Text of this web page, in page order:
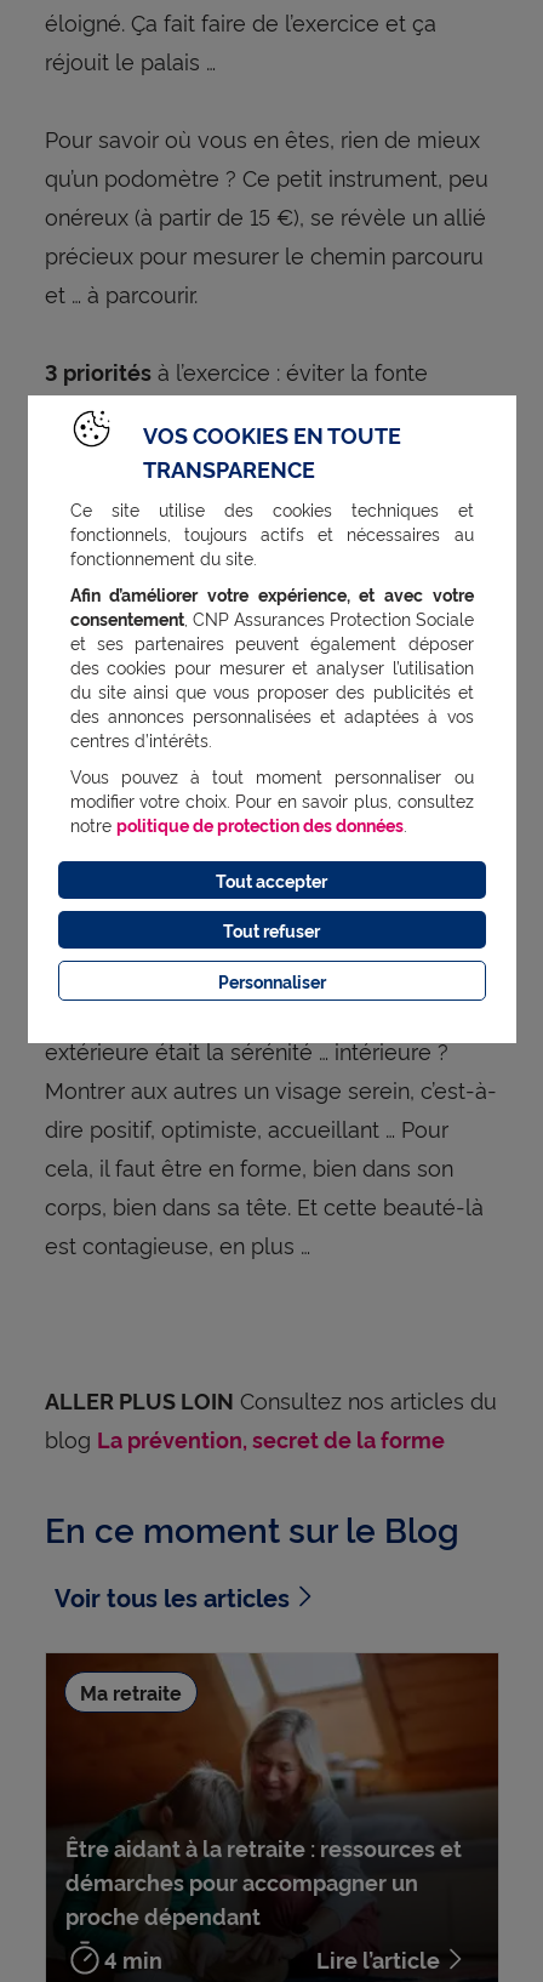
éloigné. Ça fait faire de l’exercice et ça
réjouit le palais …
Pour savoir où vous en êtes, rien de mieux
qu’un podomètre ? Ce petit instrument, peu
onéreux (à partir de 15 €), se révèle un allié
précieux pour mesurer le chemin parcouru
et … à parcourir.
3 prioritésà l’exercice : éviter la fonte
musculaire ; entretenir ses fonctions
cardiovasculaires ; prévenir l’ostéoporose.
La meilleure garantie : la
prévention
Consulter régulièrement votre médecin et
votre dentiste permet de prévenir les
risques liés à votre santé. Et profitez tous les
cinq ans du bilan santé proposé par votre
complémentaire santé : un outil de
prévention particulièrement efficace !
Beauté : la sérénité est
contagieuse !
extérieure était la sérénité … intérieure ?
Montrer aux autres un visage serein, c’est-à-
dire positif, optimiste, accueillant … Pour
cela, il faut être en forme, bien dans son
corps, bien dans sa tête. Et cette beauté-là
est contagieuse, en plus …
ALLER PLUS LOIN Consultez nos articles du
blog La prévention, secret de la forme
En ce moment sur le Blog
Voir tous les articles
Être aidant à la retraite : ressources et
démarches pour accompagner un
proche dépendant
4 min
Lire l’article
Ma retraite
VOS COOKIES EN TOUTE
TRANSPARENCE
Ce site utilise des cookies techniques et
fonctionnels, toujours actifs et nécessaires au
fonctionnement du site.
Afin d’améliorer votre expérience, et avec votre
consentement, CNP Assurances Protection Sociale
et ses partenaires peuvent également déposer
des cookies pour mesurer et analyser l’utilisation
du site ainsi que vous proposer des publicités et
des annonces personnalisées et adaptées à vos
centres d’intérêts.
Vous pouvez à tout moment personnaliser ou
modifier votre choix. Pour en savoir plus, consultez
notre politique de protection des données.
Personnaliser
Tout refuser
Tout accepter